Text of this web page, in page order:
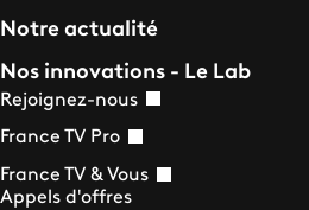
Notre actualité
Nos innovations - Le Lab
Rejoignez-nous
France TV Pro
France TV & Vous
Appels d'offres